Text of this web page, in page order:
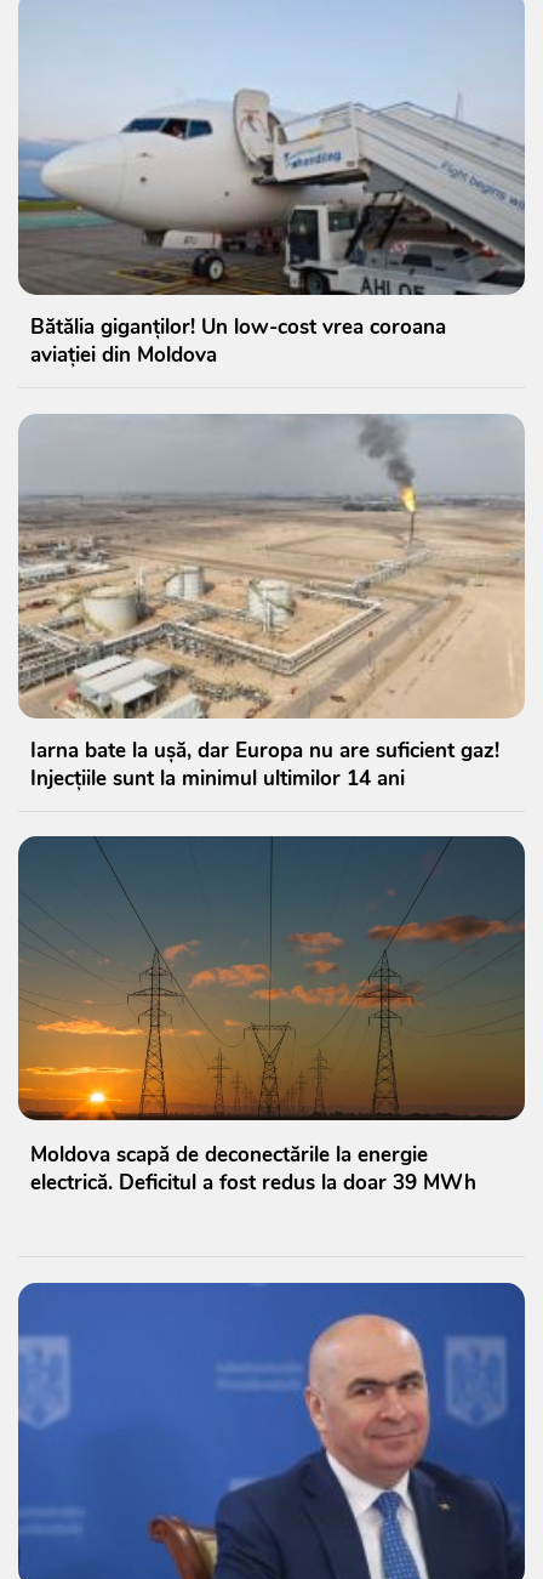
Bătălia giganților! Un low-cost vrea coroana
aviației din Moldova
Iarna bate la ușă, dar Europa nu are suficient gaz!
Injecțiile sunt la minimul ultimilor 14 ani
Moldova scapă de deconectările la energie
electrică. Deficitul a fost redus la doar 39 MWh